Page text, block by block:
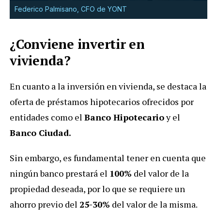
Federico Palmisano, CFO de YONT
¿Conviene invertir en
vivienda?
En cuanto a la inversión en vivienda, se destaca la
oferta de préstamos hipotecarios ofrecidos por
entidades como el Banco Hipotecarioy el
Banco Ciudad.
Sin embargo, es fundamental tener en cuenta que
ningún banco prestará el 100% del valor de la
propiedad deseada, por lo que se requiere un
ahorro previo del 25-30% del valor de la misma.